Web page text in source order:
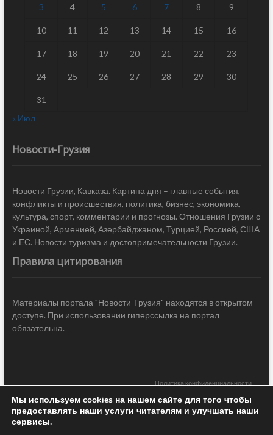
3 4 5 6 7 8 9
10 11 12 13 14 15 16
17 18 19 20 21 22 23
24 25 26 27 28 29 30
31
« Июл
Новости-Грузия
Новости Грузии, Кавказа. Картина дня – главные события,
конфликты и происшествия, политика, бизнес, экономика,
культура, спорт, комментарии и прогнозы. Отношения Грузии с
Украиной, Арменией, Азербайджаном, Турцией, Россией, США
и ЕС. Новости туризма и достопримечательности Грузии.
Правила цитирования
Материалы портала "Новости-Грузия" находятся в открытом
доступе. При использовании гиперссылка на портал
обязательна.
Политика конфиденциальности
Новости Грузии| Black Sea Press LTD © 2020 All Rights Reserved /
Design & development —
Мы используем cookies на нашем сайте для того чтобы
предоставлять наши услуги читателям и улучшать наши
сервисы.